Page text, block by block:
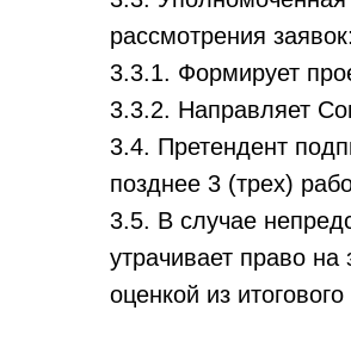
рассмотрения заявок:
3.3.1. Формирует
3.3.2. Направляет
3.4. Претендент
позднее 3 (трех)
3.5. В случае
утрачивает право
оценкой из